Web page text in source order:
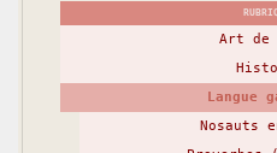
Art de
Langue
Nosauts